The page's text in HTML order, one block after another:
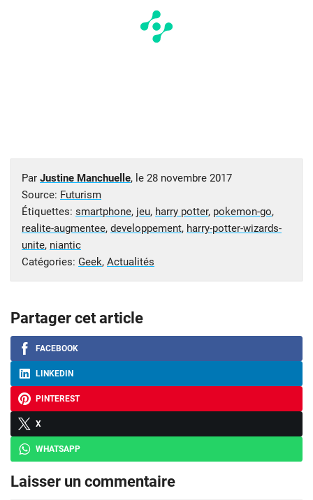
Par Justine Manchuelle, le 28 novembre 2017
Source: Futurism
Étiquettes: smartphone, jeu, harry potter, pokemon-go,
realite-augmentee, developpement, harry-potter-wizards-
unite, niantic
Catégories: Geek, Actualités
Partager cet article
FACEBOOK
LINKEDIN
PINTEREST
X
WHATSAPP
Laisser un commentaire